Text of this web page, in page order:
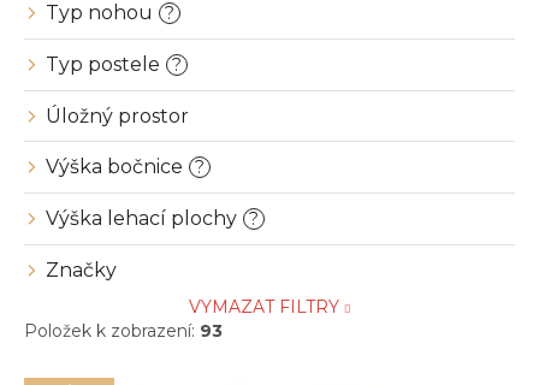
Značky
Typ nohou ?
Typ postele ?
Úložný prostor
Výška bočnice ?
Výška lehací plochy ?
VYMAZAT FILTRY
Položek k zobrazení: 93
V